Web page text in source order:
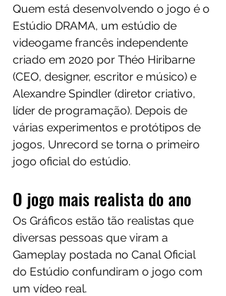
Quem está desenvolvendo o jogo é o
Estúdio DRAMA, um estúdio de
videogame francês independente
criado em 2020 por Théo Hiribarne
(CEO, designer, escritor e músico) e
Alexandre Spindler (diretor criativo,
líder de programação). Depois de
várias experimentos e protótipos de
jogos, Unrecord se torna o primeiro
jogo oficial do estúdio.
O jogo mais realista do ano
Os Gráficos estão tão realistas que
diversas pessoas que viram a
Gameplay postada no Canal Oficial
do Estúdio confundiram o jogo com
um vídeo real.